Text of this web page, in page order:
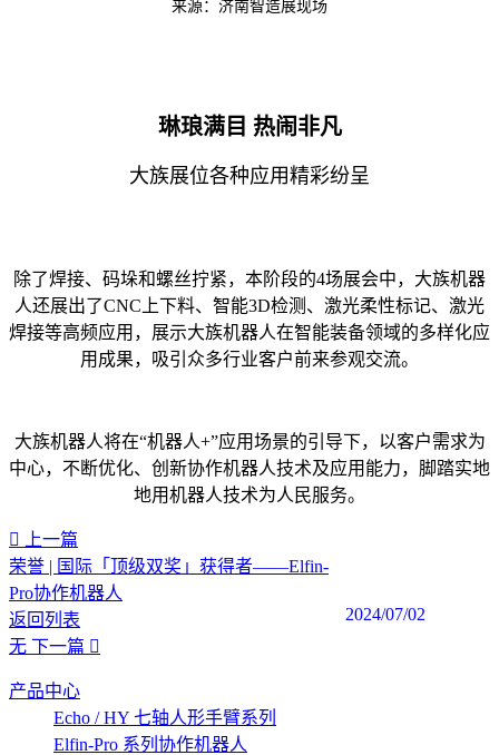
来源：济南智造展现场
琳琅满目 热闹非凡
大族展位各种应用精彩纷呈
除了焊接、码垛和螺丝拧紧，本阶段的4场展会中，大族机器
人还展出了CNC上下料、智能3D检测、激光柔性标记、激光
焊接等高频应用，展示大族机器人在智能装备领域的多样化应
用成果，吸引众多行业客户前来参观交流。
大族机器人将在“机器人+”应用场景的引导下，以客户需求为
中心，不断优化、创新协作机器人技术及应用能力，脚踏实地
地用机器人技术为人民服务。
上一篇
荣誉 | 国际「顶级双奖」获得者——Elfin-
Pro协作机器人
2024/07/02
返回列表
无 下一篇
产品中心
Echo / HY 七轴人形手臂系列
Elfin-Pro 系列协作机器人